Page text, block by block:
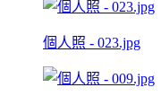
個人照 - 023.jpg